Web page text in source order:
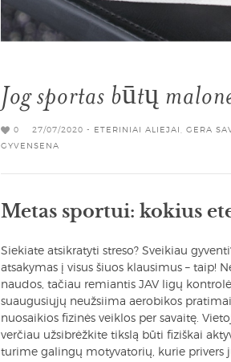
Jog sportas būtų
0 27/07/2020 - ETERINIAI ALIEJAI GERA
GYVENSENA
Metas sportui: kokius
Siekiate atsikratyti streso? Sveikiau
atsakymas į visus šiuos klausimus – taip!
naudos, tačiau remiantis JAV ligų
suaugusiųjų neužsiima aerobikos
nuosaikios fizinės veiklos per savaitę.
verčiau užsibrėžkite tikslą būti fiziškai
turime galingų motyvatorių, kurie privers